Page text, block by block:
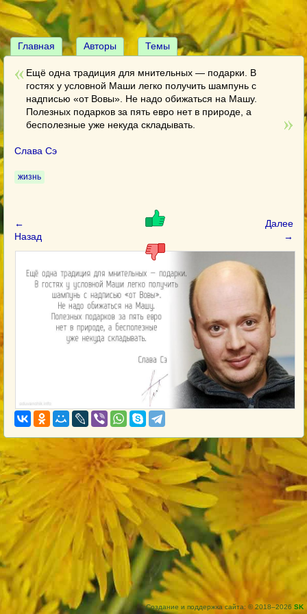
Главная Авторы Темы
Ещё одна традиция для мнительных — подарки. В
гостях у условной Маши легко получить шампунь с
надписью «от Вовы». Не надо обижаться на Машу.
Полезных подарков за пять евро нет в природе, а
бесполезные уже некуда складывать.
Слава Сэ
жизнь
←
Назад
Далее
→
Создание и поддержка сайта: © 2018–2026 SK